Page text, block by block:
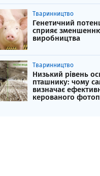
Тваринництво
Генетичний
сприяє зменшенню
виробництва
Тваринництво
Низький рівень
пташнику: чому
визначає
керованого